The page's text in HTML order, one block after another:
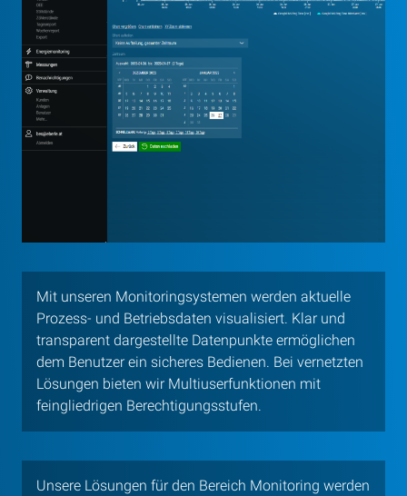
Mit unseren Monitoringsystemen werden aktuelle
Prozess- und Betriebsdaten visualisiert. Klar und
transparent dargestellte Datenpunkte ermöglichen
dem Benutzer ein sicheres Bedienen. Bei vernetzten
Lösungen bieten wir Multiuserfunktionen mit
feingliedrigen Berechtigungsstufen.
Unsere Lösungen für den Bereich Monitoring werden